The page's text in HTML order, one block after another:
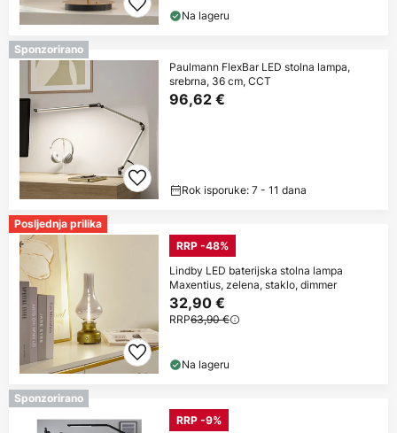
Na lageru
Sponzorirano
Paulmann FlexBar LED stolna lampa,
srebrna, 36 cm, CCT
96,62 €
Rok isporuke: 7 - 11 dana
Posljednja prilika
RRP -48%
Lindby LED baterijska stolna lampa
Maxentius, zelena, staklo, dimmer
32,90 €
RRP63,90 €
Na lageru
Sponzorirano
RRP -9%